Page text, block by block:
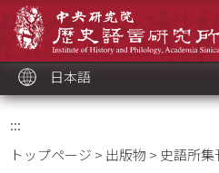
ッ
ク
日本語
:::
トップページ > 出版物 > 史語所集